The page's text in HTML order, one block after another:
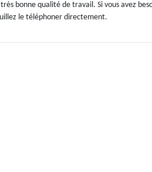
bonne qualité de travail. Si vous avez
le téléphoner directement.